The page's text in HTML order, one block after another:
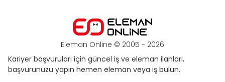
Eleman Online © 2005 - 2026
Kariyer başvuruları için güncel iş ve eleman ilanları,
başvurunuzu yapın hemen eleman veya iş bulun.